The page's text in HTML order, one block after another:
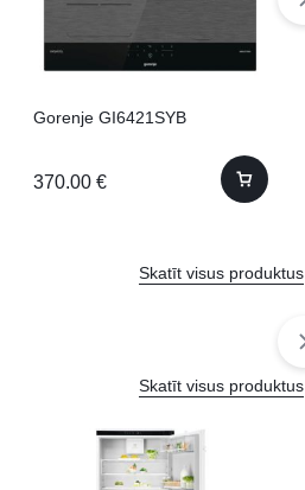
Gorenje GI6421SYB
370.00 €
Skatīt visus produktus
Skatīt visus produktus